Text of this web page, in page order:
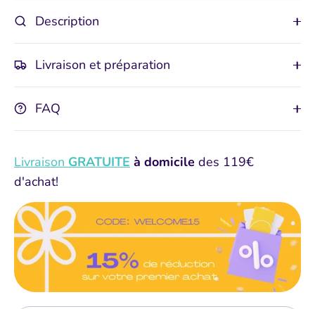
Description
Livraison et préparation
FAQ
Livraison GRATUITE à domicile des 119€
d'achat!